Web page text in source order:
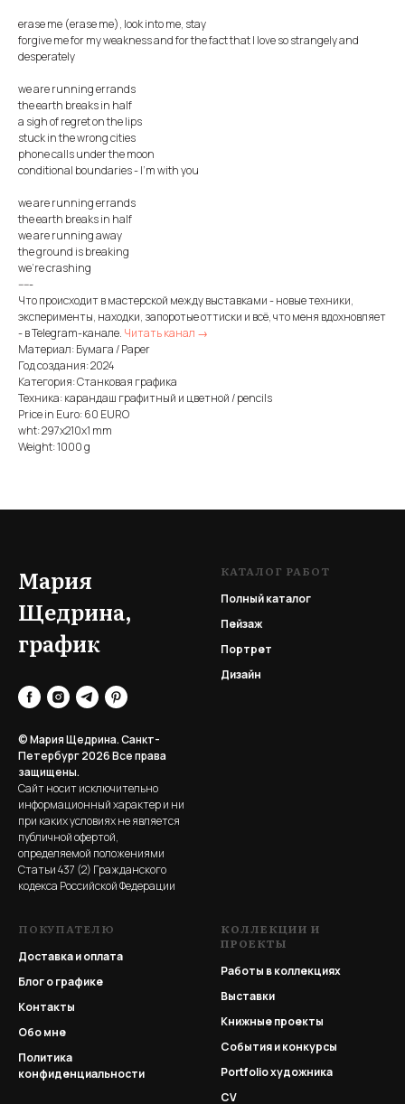
​​erase me (erase me), look into me, stay
​​forgive me for my weakness and for the fact that I love so strangely and
desperately
​​we are running errands
​​the earth breaks in half
a sigh of regret on the lips
stuck in the wrong cities
​​phone calls under the moon
​​conditional boundaries - I'm with you
​​we are running errands
​​the earth breaks in half
​​we are running away
​​the ground is breaking
​​we're crashing
-----
Что происходит в мастерской между выставками - новые техники,
эксперименты, находки, запоротые оттиски и всё, что меня вдохновляет
- в Telegram-канале. Читать канал →
Материал: Бумага / Paper
Год создания: 2024
Категория: Станковая графика
Техника: карандаш графитный и цветной / pencils
Price in Euro: 60 EURO
wht: 297x210x1 mm
Weight: 1000 g
Мария
Щедрина,
график
© Мария Щедрина. Санкт-
Петербург 2026Все права
защищены.
Сайт носит исключительно
информационный характер и ни
при каких условиях не является
публичной офертой,
определяемой положениями
Статьи 437 (2) Гражданского
кодекса Российской Федерации
КАТАЛОГ РАБОТ
Полный каталог
Пейзаж
Портрет
Дизайн
ПОКУПАТЕЛЮ
Доставка и оплата
Блог о графике
Контакты
Обо мне
Политика
конфиденциальности
КОЛЛЕКЦИИ И
ПРОЕКТЫ
Работы в коллекциях
Выставки
Книжные проекты
События и конкурсы
Portfolioхудожника
CV